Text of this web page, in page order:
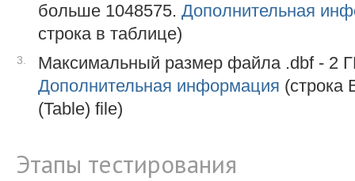
больше 1048575. Дополнительная
строка в таблице)
Максимальный размер файла .dbf - 2
Дополнительная информация (строка
(Table) file)
Этапы тестирования